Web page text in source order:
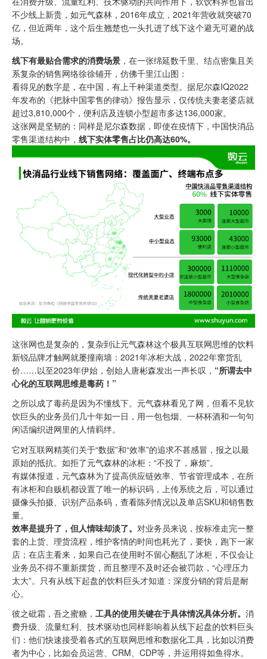
不少线上新贵，如元气森林，2016年成立，2021年营收就突破70
亿，但近两年，这个后生翘楚也一头扎进了线下这个避无可避的战
场。
线下有最贴合需求的消费场景 ，在一张绵延数千里、结点密集且关
系复杂的销售网络徐徐铺开，仿佛千里江山图：
看得见的数字是，在中国，有上千种渠道类型。据尼尔森IQ2022
年发布的《把脉中国零售的律动》报告显示，仅传统夫妻老婆店就
超过3,810,000个，便利店及连锁小型超市多达136,000家。
这张网是坚韧的：同样是尼尔森数据，即使在疫情下，中国快消品
零售渠道结构中， 线下实体零售占比仍高达60%。
这张网也是复杂的，复杂到让元气森林这个极具互联网思维的饮料
新锐品牌才触网就屡撞南墙：2021年冰柜大战，2022年窜货乱
价……以至2023年伊始，创始人唐彬森发出一声长叹， “所谓去中
心化的互联网思维是毒药！”
之所以成了毒药是因为不懂线下。元气森林看见了网，但看不见软
饮巨头的业务员们几十年如一日，用一包包烟、一杯杯酒和一句句
闲话编织进网里的人情羁绊。
它对互联网精英们关于“数据”和“效率”的追求不甚感冒，报之以最
原始的抵抗。如拒了元气森林的冰柜：“不投了，麻烦”。
有媒体报道，元气森林为了提高供应链效率、节省管理成本，在所
有冰柜和自贩机都设置了唯一的标识码，上传系统之后，可以通过
摄像头拍摄、识别产品条码，查看陈列情况以及单店SKU和销售数
量。
效率是提升了，但人情味却淡了。 对业务员来说，按标准走完一整
套的上货、理货流程，维护客情的时间也耗光了，要快，跑下一家
店；在店主看来，如果自己在使用时不留心翻乱了冰柜，不仅会让
业务员不得不重新摆货，而且整理不及时还会被罚款，“心理压力
太大”。只有从线下起盘的饮料巨头才知道：深度分销的背后是耐
心。
彼之砒霜，吾之蜜糖， 工具的使用关键在于具体情况具体分析。 消
费升级、流量红利、技术驱动也同样影响着从线下起盘的饮料巨头
们：他们快速接受着各式的互联网思维和数据化工具，比如以消费
者为中心，比如会员运营、CRM、CDP等，并运用得如鱼得水。